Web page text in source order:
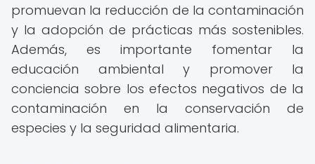
promuevan la reducción de la contaminación
y la adopción de prácticas más sostenibles.
Además, es importante fomentar la
educación ambiental y promover la
conciencia sobre los efectos negativos de la
contaminación en la conservación de
especies y la seguridad alimentaria.